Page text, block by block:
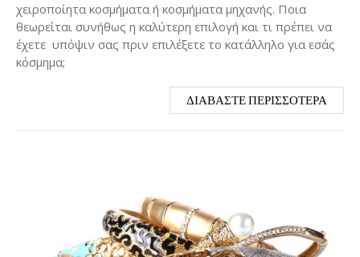
χειροποίητα κοσμήματα ή κοσμήματα μηχανής. Ποια
θεωρείται συνήθως η καλύτερη επιλογή και τι πρέπει να
έχετε υπόψιν σας πριν επιλέξετε το κατάλληλο για εσάς
κόσμημα;
ΔΙΑΒΆΣΤΕ ΠΕΡΙΣΣΌΤΕΡΑ